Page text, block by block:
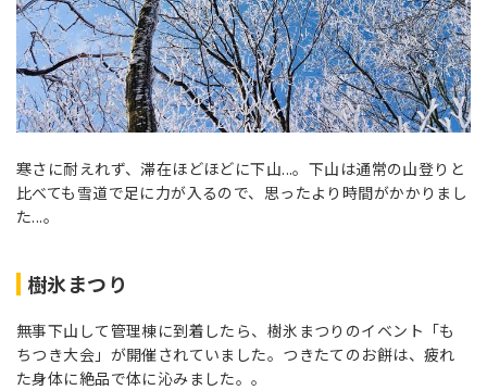
寒さに耐えれず、滞在ほどほどに下山...。下山は通常の山登りと
比べても雪道で足に力が入るので、思ったより時間がかかりまし
た...。
樹氷まつり
無事下山して管理棟に到着したら、樹氷まつりのイベント「も
ちつき大会」が開催されていました。つきたてのお餅は、疲れ
た身体に絶品で体に沁みました。。